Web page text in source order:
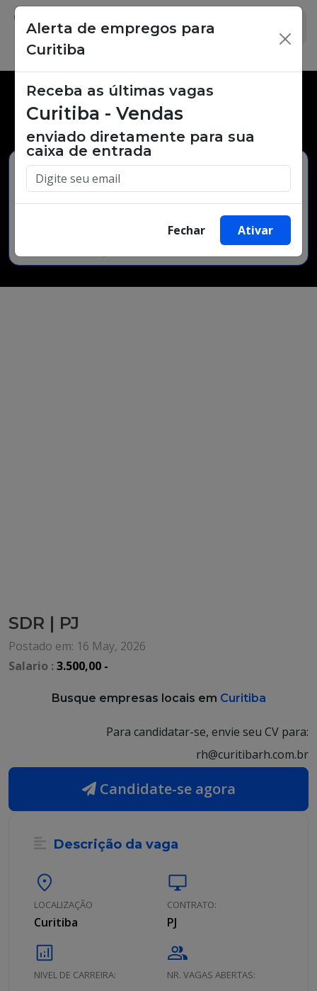
Vagas de emprego,
oportunidades de trabalho.
Buscar Vagas
SDR | PJ
Postado em: 16 May, 2026
Salario :3.500,00 -
Busque empresas locais em Curitiba
Para candidatar-se, envie seu CV para:
rh@curitibarh.com.br
Candidate-se agora
Descrição da vaga
location_on
LOCALIZAÇÃO
Curitiba
desktop_windows
CONTRATO:
PJ
analytics
NIVEL DE CARREIRA:
group
NR. VAGAS ABERTAS:
Alerta de empregos para
Curitiba
×
Receba as últimas vagas
Curitiba - Vendas
enviado diretamente para sua
caixa de entrada
Fechar Ativar